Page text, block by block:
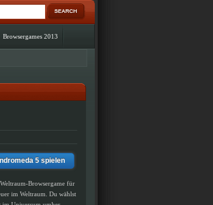
Browsergames 2013
5 spielen
Browsergame für
im Weltraum. Du wählst